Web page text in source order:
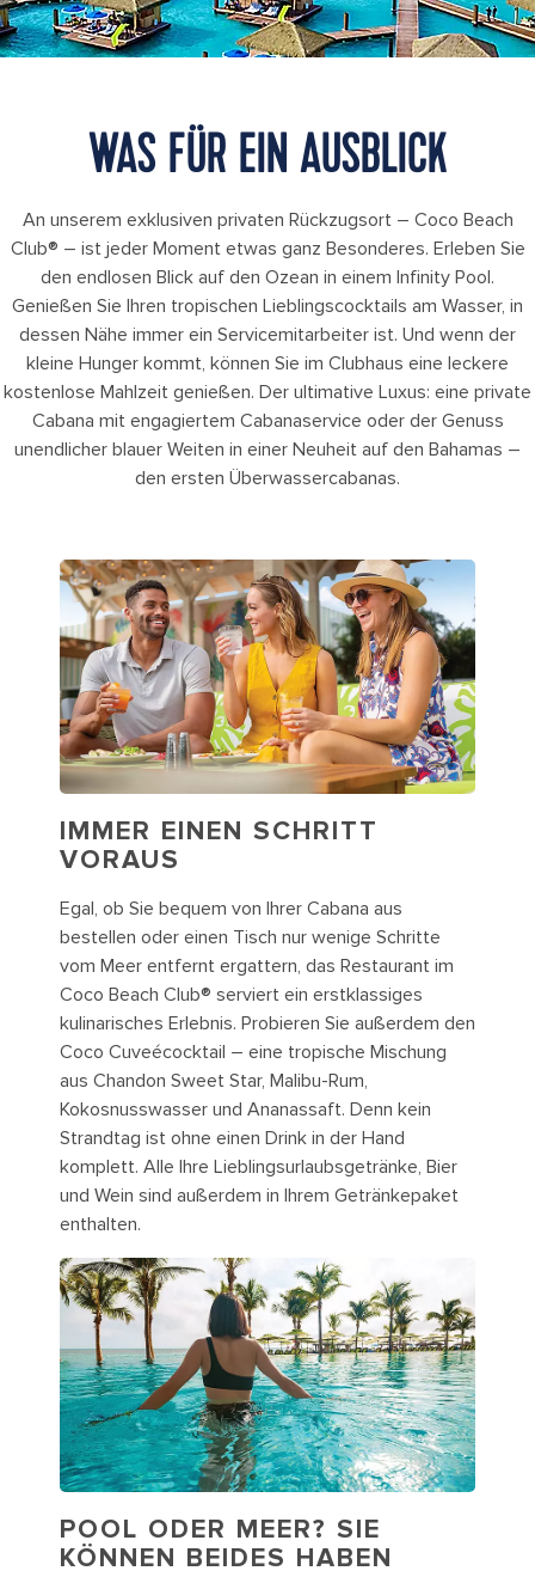
WAS FÜR EIN AUSBLICK
An unserem exklusiven privaten Rückzugsort – Coco Beach
Club® – ist jeder Moment etwas ganz Besonderes. Erleben Sie
den endlosen Blick auf den Ozean in einem Infinity Pool.
Genießen Sie Ihren tropischen Lieblingscocktails am Wasser, in
dessen Nähe immer ein Servicemitarbeiter ist. Und wenn der
kleine Hunger kommt, können Sie im Clubhaus eine leckere
kostenlose Mahlzeit genießen. Der ultimative Luxus: eine private
Cabana mit engagiertem Cabanaservice oder der Genuss
unendlicher blauer Weiten in einer Neuheit auf den Bahamas –
den ersten Überwassercabanas.
IMMER EINEN SCHRITT
VORAUS
Egal, ob Sie bequem von Ihrer Cabana aus
bestellen oder einen Tisch nur wenige Schritte
vom Meer entfernt ergattern, das Restaurant im
Coco Beach Club® serviert ein erstklassiges
kulinarisches Erlebnis. Probieren Sie außerdem den
Coco Cuveécocktail – eine tropische Mischung
aus Chandon Sweet Star, Malibu-Rum,
Kokosnusswasser und Ananassaft. Denn kein
Strandtag ist ohne einen Drink in der Hand
komplett. Alle Ihre Lieblingsurlaubsgetränke, Bier
und Wein sind außerdem in Ihrem Getränkepaket
enthalten.
POOL ODER MEER? SIE
KÖNNEN BEIDES HABEN